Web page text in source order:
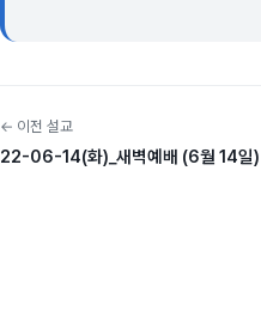
← 이전 설교
22-06-14(화)_새벽예배 (6월 14일)